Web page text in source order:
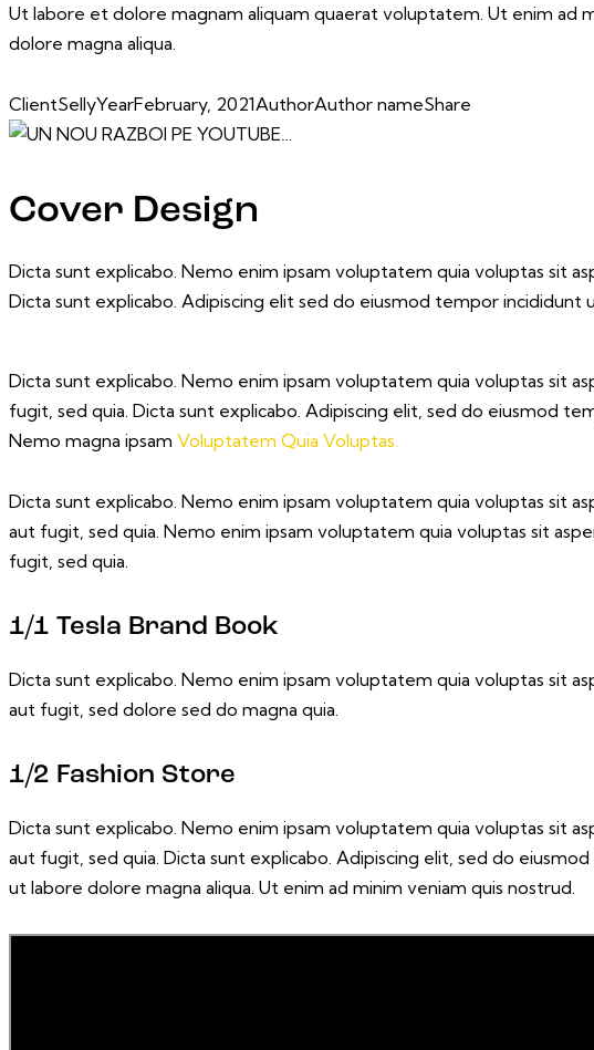
Ut labore et dolore magnam aliquam quaerat voluptatem. Ut enim
dolore magna aliqua.
ClientSellyYearFebruary, 2021AuthorAuthor nameShare
Cover Design
Dicta sunt explicabo. Nemo enim ipsam voluptatem quia voluptas sit
Dicta sunt explicabo. Adipiscing elit sed do eiusmod tempor incididunt
Dicta sunt explicabo. Nemo enim ipsam voluptatem quia voluptas sit
fugit, sed quia. Dicta sunt explicabo. Adipiscing elit, sed do eiusmod
Nemo magna ipsam Voluptatem Quia Voluptas.
Dicta sunt explicabo. Nemo enim ipsam voluptatem quia voluptas sit
aut fugit, sed quia. Nemo enim ipsam voluptatem quia voluptas sit
fugit, sed quia.
1/1 Tesla Brand Book
Dicta sunt explicabo. Nemo enim ipsam voluptatem quia voluptas sit
aut fugit, sed dolore sed do magna quia.
1/2 Fashion Store
Dicta sunt explicabo. Nemo enim ipsam voluptatem quia voluptas sit
aut fugit, sed quia. Dicta sunt explicabo. Adipiscing elit, sed do
ut labore dolore magna aliqua. Ut enim ad minim veniam quis nostrud.